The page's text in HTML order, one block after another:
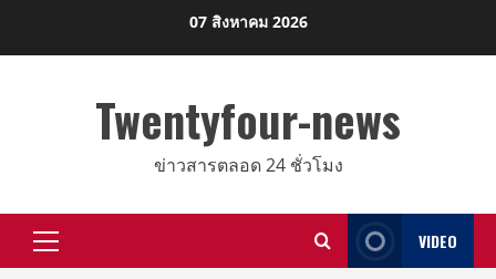
07 สิงหาคม 2026
Twentyfour-news
ข่าวสารตลอด 24 ชั่วโมง
Primary
VIDEO